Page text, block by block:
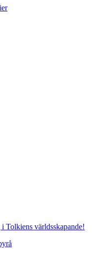
Tolkiens världsskapande!